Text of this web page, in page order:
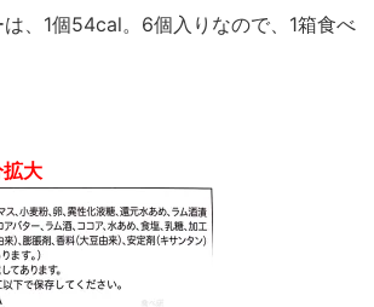
、1個54cal。6個入りなので、1箱食べ
大